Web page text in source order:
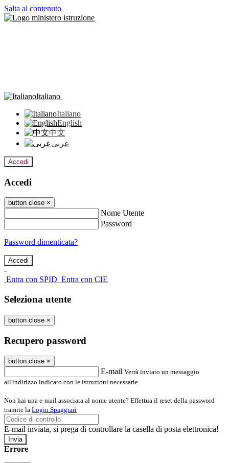
Salta al contenuto
Italiano
Italiano
English
中文
عربى
Accedi
Accedi
button close ×
Nome Utente
Password
Password dimenticata?
-
Entra con SPID Entra con CIE
Seleziona utente
button close ×
Recupero password
button close ×
E-mail Verrà inviato un messaggio
all'indirizzo indicato con le istruzioni necessarie.
Non hai una e-mail associata al nome utente? Effettua il reset della password
tramite la Login Spaggiari
E-mail inviata, si prega di controllare la casella di posta elettronica!
Errore